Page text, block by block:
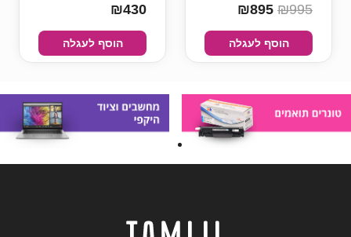
₪995
הוסף לעגלה
₪430
הוסף לעגלה